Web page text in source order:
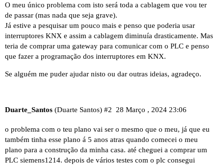
O meu único problema com isto será toda a cablagem que vou ter
de passar (mas nada que seja grave).
Já estive a pesquisar um pouco mais e penso que poderia usar
interruptores KNX e assim a cablagem diminuía drasticamente. Mas
teria de comprar uma gateway para comunicar com o PLC e penso
que fazer a programação dos interruptores em KNX.
Se alguém me puder ajudar nisto ou dar outras ideias, agradeço.
Duarte_Santos (Duarte Santos) 28 Março , 2024 23:06
#2
o problema com o teu plano vai ser o mesmo que o meu, já que eu
também tinha esse plano á 5 anos atras quando comecei o meu
plano para a construção da minha casa. até cheguei a comprar um
PLC siemens1214. depois de vários testes com o plc consegui